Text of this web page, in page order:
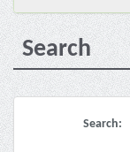
Search
Search: